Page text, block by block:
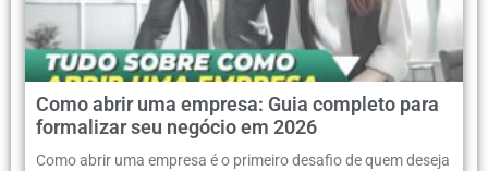
Como abrir uma empresa: Guia completo para
formalizar seu negócio em 2026
Como abrir uma empresa é o primeiro desafio de quem deseja